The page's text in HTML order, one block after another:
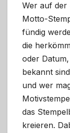
Wer auf der
Motto-
fündig
die
oder
bekannt
und wer
das
kreieren.